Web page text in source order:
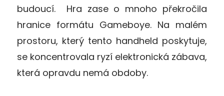
budoucí. Hra zase o mnoho překročila
hranice formátu Gameboye. Na malém
prostoru, který tento handheld poskytuje,
se koncentrovala ryzí elektronická zábava,
která opravdu nemá obdoby.